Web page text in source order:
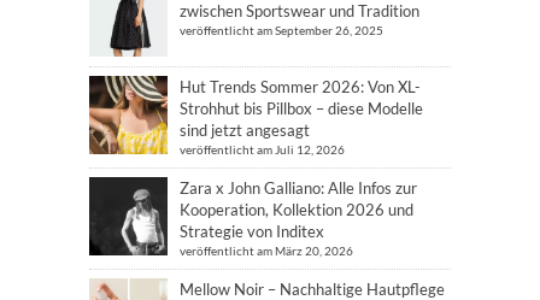
zwischen Sportswear und Tradition
veröffentlicht am September 26, 2025
Hut Trends Sommer 2026: Von XL-
Strohhut bis Pillbox – diese Modelle
sind jetzt angesagt
veröffentlicht am Juli 12, 2026
Zara x John Galliano: Alle Infos zur
Kooperation, Kollektion 2026 und
Strategie von Inditex
veröffentlicht am März 20, 2026
Mellow Noir – Nachhaltige Hautpflege